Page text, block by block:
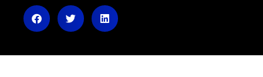
u i
n